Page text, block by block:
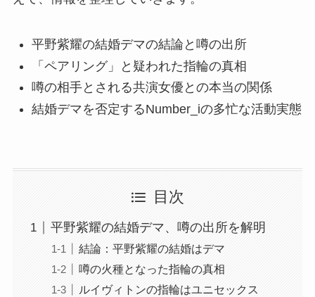
平野紫耀の結婚デマの結論と噂の出所
「ペアリング」と疑われた指輪の真相
噂の相手とされる共演女優との本当の関係
結婚デマを否定するNumber_iの多忙な活動実態
目次
平野紫耀の結婚デマ、噂の出所を解明
結論：平野紫耀の結婚はデマ
噂の火種となった指輪の真相
ルイヴィトンの指輪はユニセックス